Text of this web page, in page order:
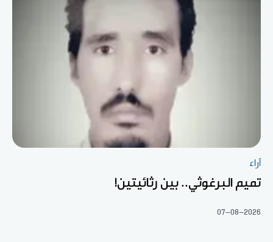
آراء
تميم البرغوثي.. بين رثائيتين!
07-08-2026